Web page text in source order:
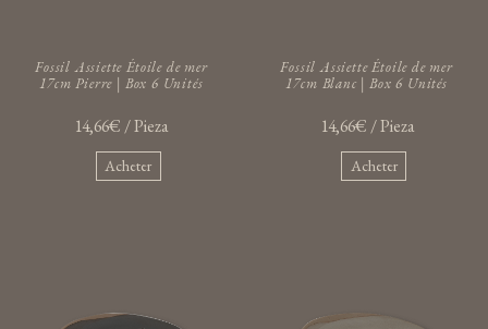
Fossil Assiette Étoile de mer
17cm Pierre | Box 6 Unités
14,66€ / Pieza
Acheter
Fossil Assiette Étoile de mer
17cm Blanc | Box 6 Unités
14,66€ / Pieza
Acheter